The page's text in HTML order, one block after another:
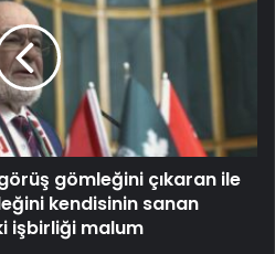
gömleğini çıkaran ile
kendisinin sanan
işbirliği malum